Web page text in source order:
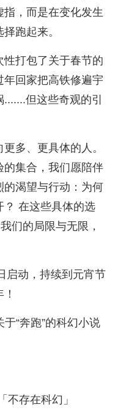
，而是在变化发生
跑起来。
打包了关于春节的
回家把高铁修遍宇
但这些奇观的引
多、更具体的人。
集合，我们愿陪伴
渴望与行动：为何
？ 在这些具体的选
们的局限与无限，
启动，持续到元宵节
“奔跑”的科幻小说
不存在科幻」